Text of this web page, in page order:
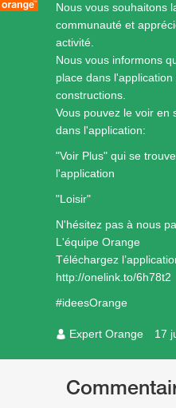
Nous vous souhaitons
communauté et
activité.
Nous vous informons
place dans
constructions.
Vous pouvez le voir en
dans l'application:
"Voir Plus" qui se
l'application
"Loisir"
N'hésitez pas à nous
L'équipe Orange
Téléchargez
http://onelink.to/6h78t2
#ideesOrange
Expert Orange 17